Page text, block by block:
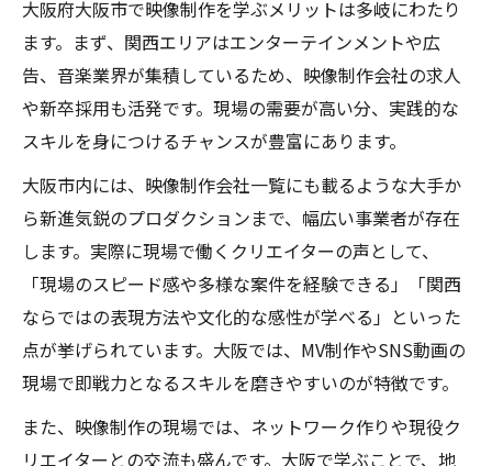
大阪府大阪市で映像制作を学ぶメリットは多岐にわたり
ます。まず、関西エリアはエンターテインメントや広
告、音楽業界が集積しているため、映像制作会社の求人
や新卒採用も活発です。現場の需要が高い分、実践的な
スキルを身につけるチャンスが豊富にあります。
大阪市内には、映像制作会社一覧にも載るような大手か
ら新進気鋭のプロダクションまで、幅広い事業者が存在
します。実際に現場で働くクリエイターの声として、
「現場のスピード感や多様な案件を経験できる」「関西
ならではの表現方法や文化的な感性が学べる」といった
点が挙げられています。大阪では、MV制作やSNS動画の
現場で即戦力となるスキルを磨きやすいのが特徴です。
また、映像制作の現場では、ネットワーク作りや現役ク
リエイターとの交流も盛んです。大阪で学ぶことで、地